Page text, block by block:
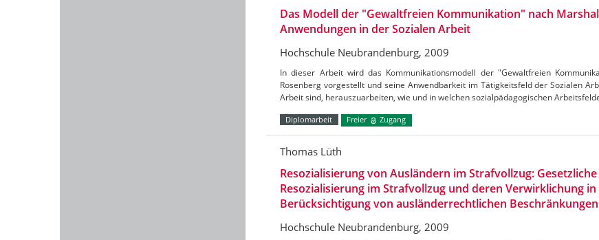
Das Modell der "Gewaltfreien Kommunikation" nach
Anwendungen in der Sozialen Arbeit
Hochschule Neubrandenburg, 2009
In dieser Arbeit wird das Kommunikationsmodell der "Gewaltfreien
Rosenberg vorgestellt und seine Anwendbarkeit im Tätigkeitsfeld der Sozialen
Arbeit sind, herauszuarbeiten, wie und in welchen sozialpädagogischen
Diplomarbeit Freier Zugang
Thomas Lüth
Resozialisierung von Ausländern im Strafvollzug:
Resozialisierung im Strafvollzug und deren Verwirklichung
Berücksichtigung von ausländerrechtlichen Beschränkungen
Hochschule Neubrandenburg, 2009